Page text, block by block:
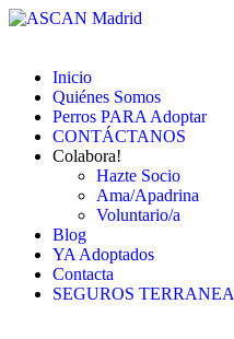
Inicio
Quiénes Somos
Perros PARA Adoptar
CONTÁCTANOS
Colabora!
Hazte Socio
Ama/Apadrina
Voluntario/a
Blog
YA Adoptados
Contacta
SEGUROS TERRANEA